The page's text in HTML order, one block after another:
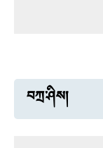
བཀྲ་ཤིས།